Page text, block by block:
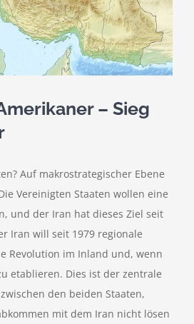
– Sieg
Auf makrostrategischer Ebene
Vereinigten Staaten wollen eine
und der Iran hat dieses Ziel seit
Iran will seit 1979 regionale
Revolution im Inland und, wenn
etablieren. Dies ist der zentrale
den beiden Staaten,
mit dem Iran nicht lösen